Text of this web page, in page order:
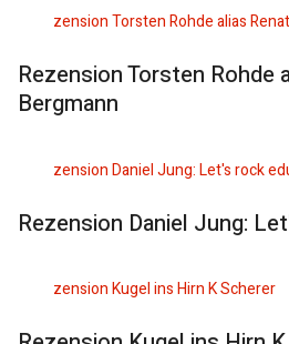
Rezension Torsten Rohde
Bergmann
Rezension Daniel Jung: